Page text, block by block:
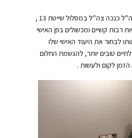
לאחר פציעתו ושחרורו מצה”ל כנכה צה”ל במסלול שייטת 13 ,
רבות קשיים ומכשולים בפן האישי
לבחור את היעוד האישי שלו
טובים יותר, להגשמת החלום
הזמן לקום ולעשות .